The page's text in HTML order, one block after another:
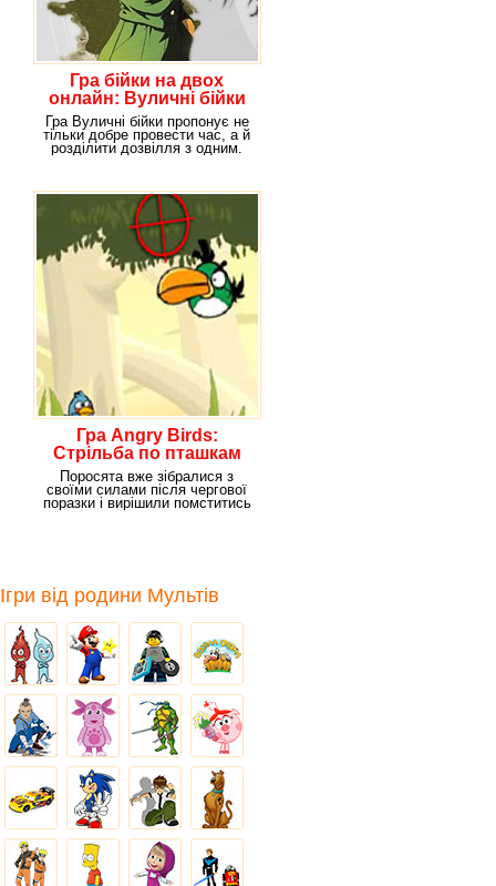
Гра бійки на двох
онлайн: Вуличні бійки
Гра Вуличні бійки пропонує не
тільки добре провести час, а й
розділити дозвілля з одним.
Гра Angry Birds:
Стрільба по пташкам
Поросята вже зібралися з
своїми силами після чергової
поразки і вирішили помститись
Ігри від родини Мультів